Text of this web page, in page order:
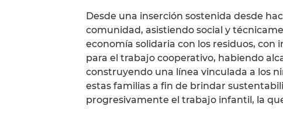
Desde una inserción sostenida desde
comunidad, asistiendo social y
economía solidaria con los residuos,
para el trabajo cooperativo, habiendo
construyendo una línea vinculada a los
estas familias a fin de brindar
progresivamente el trabajo infantil, la